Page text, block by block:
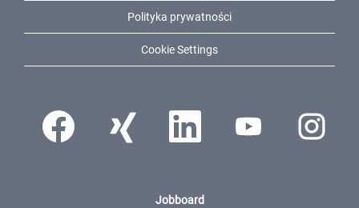
Polityka prywatności
Cookie Settings
Otwiera się na nowej karcie.
Otwiera się na nowej karcie.Otwiera się na nowej karcie.
Otwiera się na nowej
Otwiera się
Jobboard